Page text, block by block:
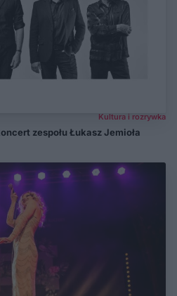
Kultura i rozrywka
zespołu Łukasz Jemioła